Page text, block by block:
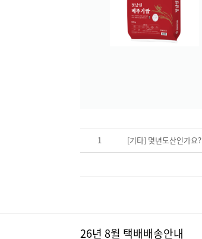
1 [기타] 몇년도산인가요?
26년 8월 택배배송안내